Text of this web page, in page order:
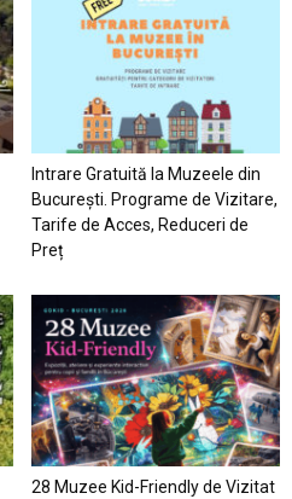
Intrare Gratuită la Muzeele din
București. Programe de Vizitare,
Tarife de Acces, Reduceri de
Preț
28 Muzee Kid-Friendly de Vizitat